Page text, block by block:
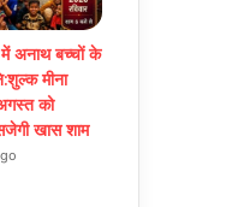
में अनाथ बच्चों के
मीना
को
खास शाम